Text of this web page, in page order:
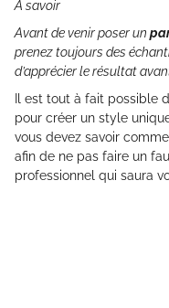
À savoir
Avant de venir poser un
prenez toujours des
d’apprécier le résultat
Il est tout à fait possible
pour créer un style
vous devez savoir
afin de ne pas faire un
professionnel qui saura